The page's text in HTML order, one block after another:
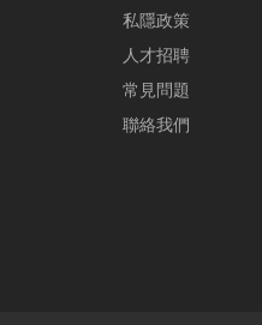
私隱政策
人才招聘
常見問題
聯絡我們